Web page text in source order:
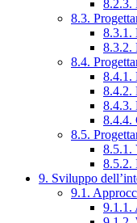
8.2.3.
8.3.
8.3.1.
8.3.2.
8.4.
8.4.1.
8.4.2.
8.4.3.
8.4.4.
8.5.
8.5.1.
8.5.2.
9. Sviluppo
9.1.
9.1.1.